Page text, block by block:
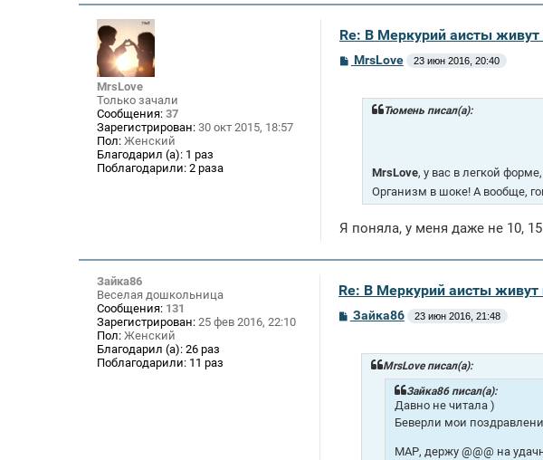
MrsLove
Только зачали
Сообщения: 37
Зарегистрирован: 30 окт 2015, 18:57
Пол: Женский
Благодарил (а): 1 раз
Поблагодарили: 2 раза
Re: В Меркурий аисты
СMrsLove 23 июн 2016, 20:40
Тюмень писал(а):
MrsLove, у вас в легкой
Организм в шоке! А вообще,
Я поняла, у меня даже не 10,
Зайка86
Веселая дошкольница
Сообщения: 131
Зарегистрирован: 25 фев 2016, 22:10
Пол: Женский
Благодарил (а): 26 раз
Поблагодарили: 11 раз
Re: В Меркурий аисты
СЗайка86 23 июн 2016, 21:48
MrsLove писал(а):
Зайка86 писал(а):
Давно не читала )
Беверли мои
МАР, держу @@@ на